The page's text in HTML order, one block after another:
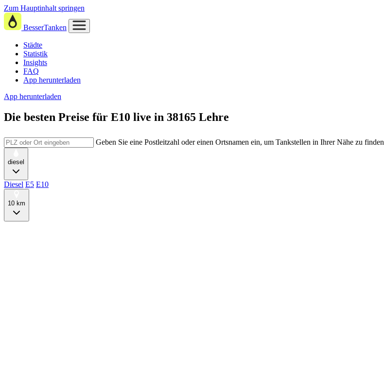
Zum Hauptinhalt springen
BesserTanken
Städte
Statistik
Insights
FAQ
App herunterladen
App herunterladen
Die besten Preise für E10 live in 38165 Lehre
Geben Sie eine Postleitzahl oder einen Ortsnamen ein, um Tankstellen in Ihrer Nähe zu finden
diesel
Diesel E5 E10
10 km